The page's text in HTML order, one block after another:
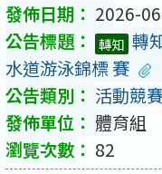
2026-
轉知 轉
水道游泳錦標 賽
活動競
體育組
82